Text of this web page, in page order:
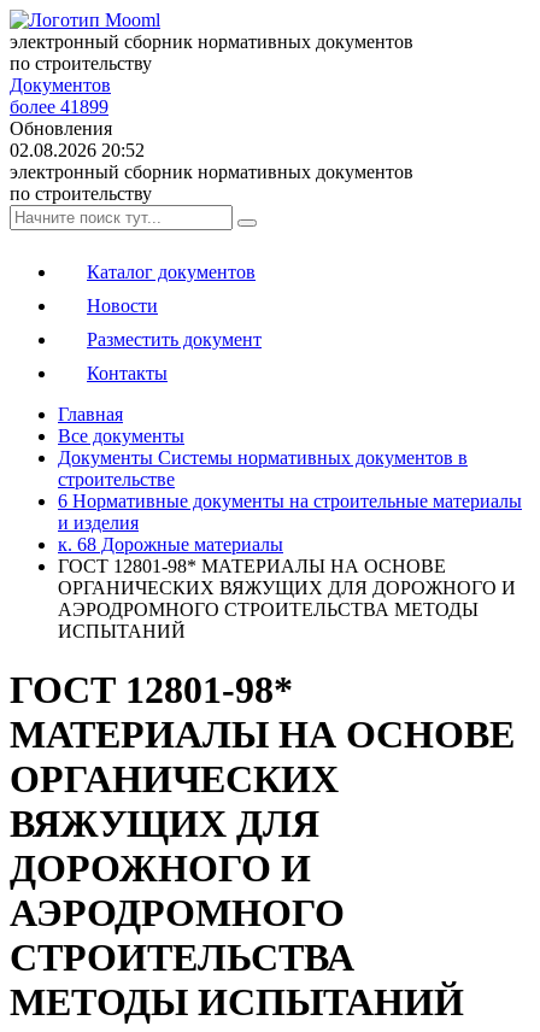
электронный сборник нормативных документов
по строительству
Документов
более 41899
Обновления
02.08.2026 20:52
электронный сборник нормативных документов
по строительству
Каталог документов
Новости
Разместить документ
Контакты
Главная
Все документы
Документы Системы нормативных документов в
строительстве
6 Нормативные документы на строительные материалы
и изделия
к. 68 Дорожные материалы
ГОСТ 12801-98* МАТЕРИАЛЫ НА ОСНОВЕ
ОРГАНИЧЕСКИХ ВЯЖУЩИХ ДЛЯ ДОРОЖНОГО И
АЭРОДРОМНОГО СТРОИТЕЛЬСТВА МЕТОДЫ
ИСПЫТАНИЙ
ГОСТ 12801-98*
МАТЕРИАЛЫ НА ОСНОВЕ
ОРГАНИЧЕСКИХ
ВЯЖУЩИХ ДЛЯ
ДОРОЖНОГО И
АЭРОДРОМНОГО
СТРОИТЕЛЬСТВА
МЕТОДЫ ИСПЫТАНИЙ